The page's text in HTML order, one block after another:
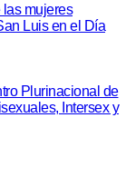
mujeres
Luis en el Día
Plurinacional de
Intersex y